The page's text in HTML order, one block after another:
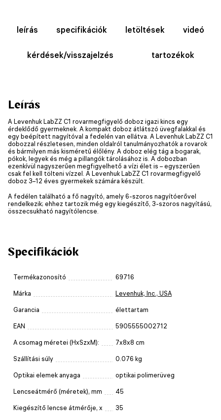
leírás specifikációk letöltések videó
kérdések/visszajelzés tartozékok
Leírás
A Levenhuk LabZZ C1 rovarmegfigyelő doboz igazi kincs egy
érdeklődő gyermeknek. A kompakt doboz átlátszó üvegfalakkal és
egy beépített nagyítóval a fedelén van ellátva. A Levenhuk LabZZ C1
dobozzal részletesen, minden oldalról tanulmányozhatók a rovarok
és bármilyen más kisméretű élőlény. A doboz elég tág a bogarak,
pókok, legyek és még a pillangók tárolásához is. A dobozban
ezenkívül nagyszerűen megfigyelhető a vízi élet is – egyszerűen
csak fel kell tölteni vízzel. A Levenhuk LabZZ C1 rovarmegfigyelő
doboz 3–12 éves gyermekek számára készült.
A fedélen található a fő nagyító, amely 6-szoros nagyítóerővel
rendelkezik; ehhez tartozik még egy kiegészítő, 3-szoros nagyítású,
összecsukható nagyítólencse.
Specifikációk
Termékazonosító 69716
Márka Levenhuk, Inc., USA
Garancia élettartam
EAN 5905555002712
A csomag méretei (HxSzxM): 7x8x8 cm
Szállítási súly 0.076 kg
Optikai elemek anyaga optikai polimerüveg
Lencseátmérő (méretek), mm 45
Kiegészítő lencse átmérője, x 35